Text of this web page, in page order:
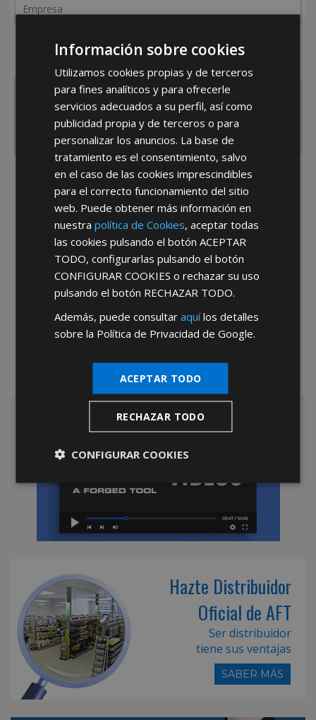
¿De dónde es la empresa?
He leído y acepto laPolítica de Privacidad
*Abstenerse particulares, sólo venta a tiendas y empresas minoristas y
Hazte Distribuidor
Oficial de AFT
Ser distribuidor
tiene sus ventajas
SABER MÁS
Información sobre cookies
Utilizamos cookies propias y de terceros
para fines analíticos y para ofrecerle
servicios adecuados a su perfil, así como
publicidad propia y de terceros o para
personalizar los anuncios. La base de
tratamiento es el consentimiento, salvo
en el caso de las cookies imprescindibles
para el correcto funcionamiento del sitio
web. Puede obtener más información en
nuestrapolítica de Cookies, aceptar todas
las cookies pulsando el botónACEPTAR
TODO, configurarlas pulsando el botón
CONFIGURAR COOKIES o rechazar su uso
pulsando el botón RECHAZAR TODO.
Además, puede consultaraquílos detalles
sobre la Política de Privacidad de Google.
ACEPTAR TODO
RECHAZAR TODO
CONFIGURAR COOKIES